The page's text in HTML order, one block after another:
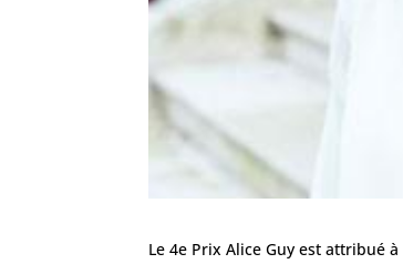
Le 4e Prix Alice Guy est attribué à